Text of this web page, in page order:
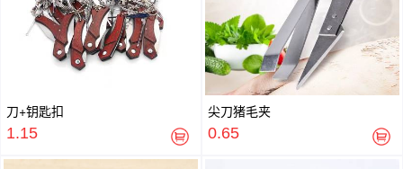
刀+钥匙扣
1.15
尖刀猪毛夹
0.65